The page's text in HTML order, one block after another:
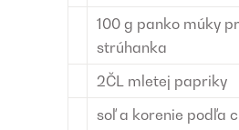
100 g panko múky
strúhanka
2ČL mletej papriky
soľ a korenie podľa